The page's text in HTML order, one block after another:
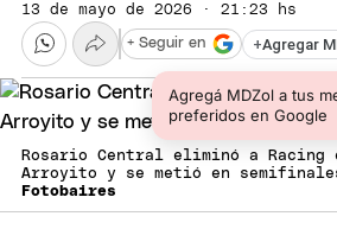
13 de mayo de 2026 · 21:23 hs
+Agregar
Agregá MDZol a tus
preferidos en Google
+ Seguir en
Rosario Central eliminó a Racing
Arroyito y se metió en
Fotobaires